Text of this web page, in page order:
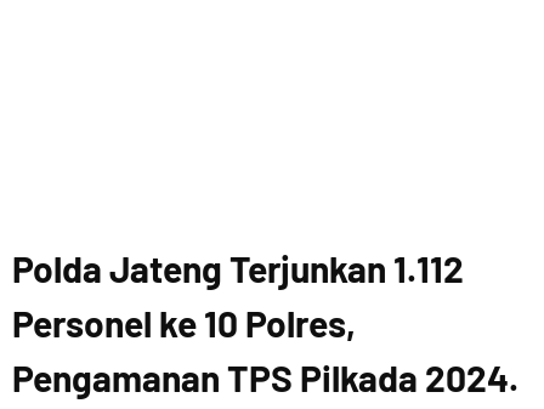
Polda Jateng Terjunkan 1.112
Personel ke 10 Polres,
Pengamanan TPS Pilkada 2024.